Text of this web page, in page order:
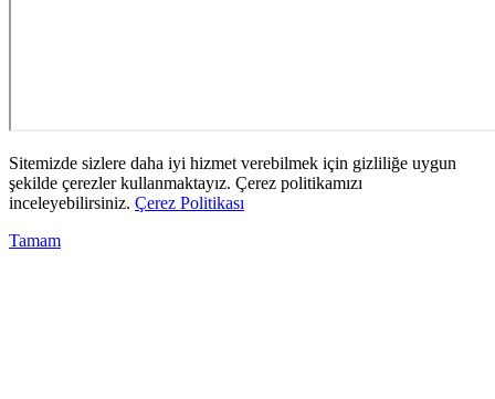
Sitemizde sizlere daha iyi hizmet verebilmek için gizliliğe uygun
şekilde çerezler kullanmaktayız. Çerez politikamızı
inceleyebilirsiniz. Çerez Politikası
Tamam